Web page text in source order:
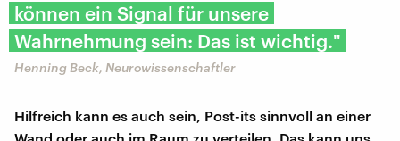
können ein Signal für unsere
Wahrnehmung sein: Das ist wichtig."
Henning Beck, Neurowissenschaftler
Hilfreich kann es auch sein, Post-its sinnvoll an einer